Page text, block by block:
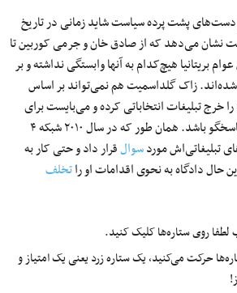
پشت پرده سیاست شاید زمانی در تاریخ
نشان می‌دهد که از صادق خان و جرمی کوربین تا
بریتانیا هیچ‌کدام به آنها وابستگی نداشته و بر
زاک گلداسمیت هم نمی‌تواند بر اساس
خرج تبلیغات انتخاباتی کرده و می‌بایست برای
کوچکترین هزینه‌های خود پاسخگو باشد. همان طور که در سال ۲۰۱۰ شبکه ۴
تبلیغاتی‌اش موردسوالقرار داد و حتی کار به
حال دادگاه به نحوی اقدامات او راتخلف
لطفا روی ستاره‌ها کلیک کنید.
حرکت می‌کنید، یک ستاره زرد یعنی یک امتیاز و